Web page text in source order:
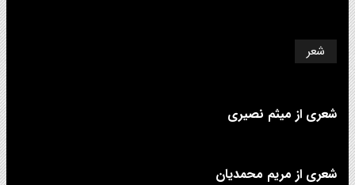
شعر
شعری از میثم نصیری
شعری از مریم محمدیان